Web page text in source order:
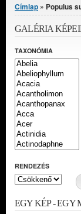
Jelenlegi hely
Címlap » Populus
GALÉRIA
TAXONÓMIA
RENDEZÉS
EGY KÉP - EGY